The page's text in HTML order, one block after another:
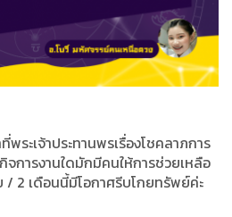
พระเจ้าประทานพรเรื่องโชคลาภการ
จการงานใดมักมีคนให้การช่วยเหลือ
/ 2 เดือนนี้มีโอกาศรีบโกยทรัพย์ค่ะ